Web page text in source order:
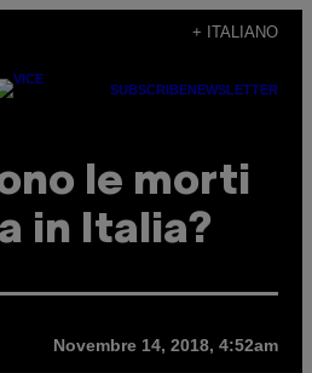
+ ITALIANO
SUBSCRIBENEWSLETTER
le morti
in Italia?
Novembre 14, 2018, 4:52am